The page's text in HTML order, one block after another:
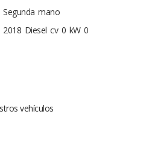
Segunda mano
2018 Diesel cv 0 kW 0
vehículos